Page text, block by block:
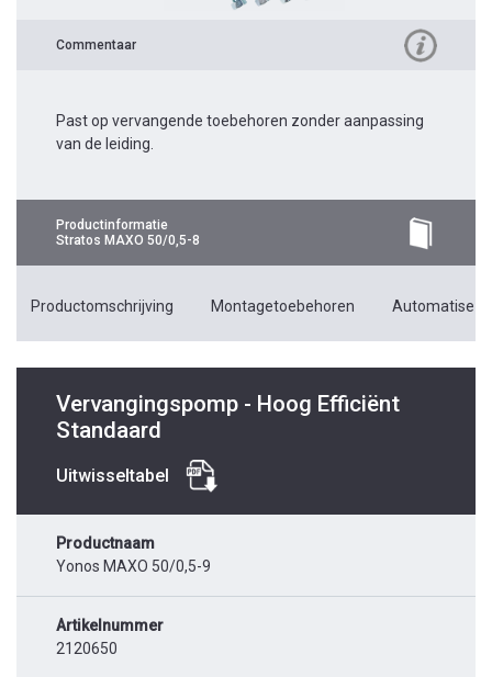
Commentaar
Past op vervangende toebehoren zonder aanpassing
van de leiding.
Productinformatie
Stratos MAXO 50/0,5-8
Productomschrijving Montagetoebehoren
Vervangingspomp - Hoog Efficiënt
Standaard
Uitwisseltabel
Productnaam
Yonos MAXO 50/0,5-9
Artikelnummer
2120650